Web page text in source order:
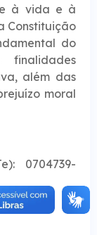
à vida e à
Constituição
do
finalidades
além das
moral
0704739-